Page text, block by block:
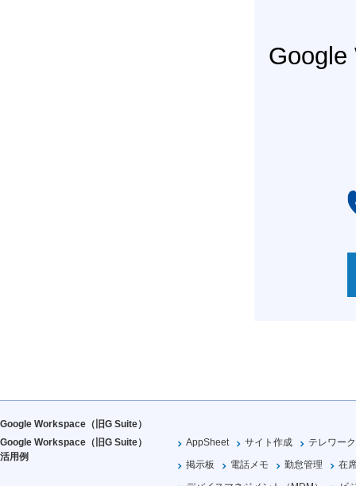
Google
Google Workspace（旧G Suite）
Google Workspace（旧G Suite）
活用例
AppSheet サイト作成
テレワーク
掲示板
電話メモ 勤怠管理
在